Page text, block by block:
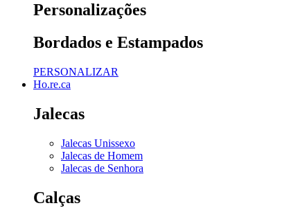
Personalizações
Bordados e Estampados
PERSONALIZAR
Ho.re.ca
Jalecas
Jalecas Unissexo
Jalecas de Homem
Jalecas de Senhora
Calças